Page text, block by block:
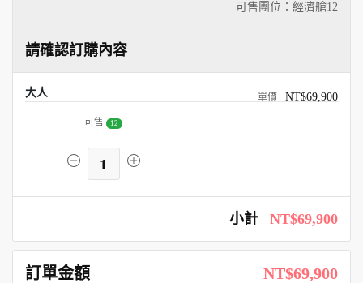
可售團位：經濟艙12
請確認訂購內容
大人 NT$69,900
可售 12
1
小計 NT$69,900
訂單金額 NT$69,900